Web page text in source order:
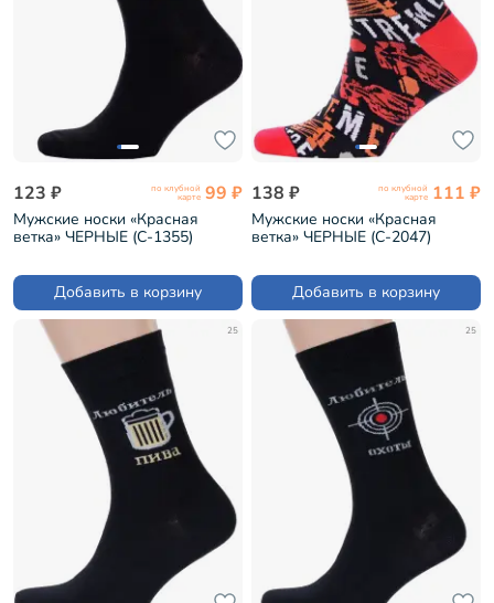
123 ₽ по клубной
карте 99 ₽
Мужские носки «Красная
ветка» ЧЕРНЫЕ (С-1355)
Добавить в корзину
138 ₽ по клубной
карте 111 ₽
Мужские носки «Красная
ветка» ЧЕРНЫЕ (С-2047)
Добавить в корзину
25 25